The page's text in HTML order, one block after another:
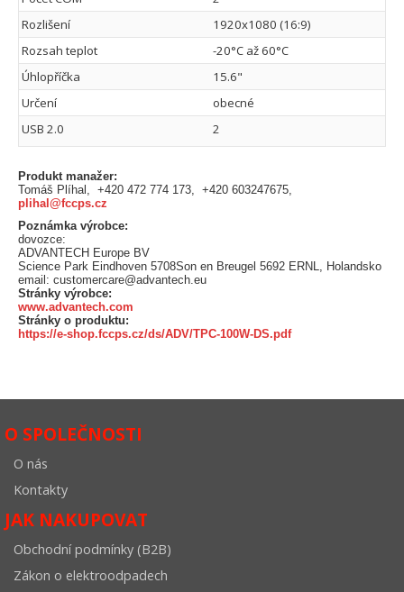
Rozlišení
1920x1080 (16:9)
Rozsah teplot
-20°C až 60°C
Úhlopříčka
15.6"
Určení
obecné
USB 2.0
2
Produkt manažer:
Tomáš Plíhal, +420 472 774 173, +420 603247675,
plihal@fccps.cz
Poznámka výrobce:
dovozce:
ADVANTECH Europe BV
Science Park Eindhoven 5708Son en Breugel 5692 ERNL, Holandsko
email: customercare@advantech.eu
Stránky výrobce:
www.advantech.com
Stránky o produktu:
https://e-shop.fccps.cz/ds/ADV/TPC-100W-DS.pdf
O SPOLEČNOSTI
O nás
Kontakty
JAK NAKUPOVAT
Obchodní podmínky (B2B)
Zákon o elektroodpadech